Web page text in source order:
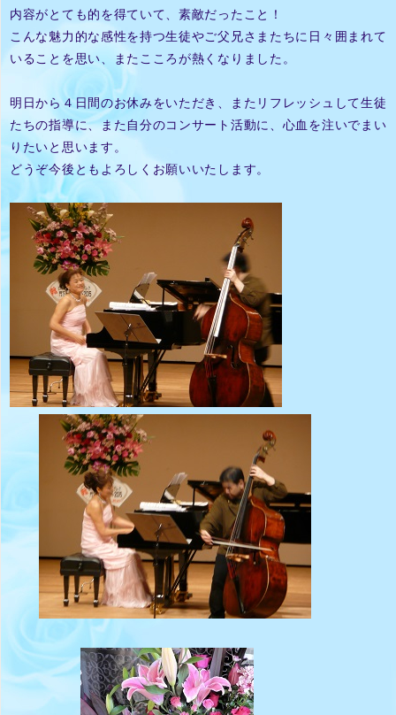
内容がとても的を得ていて、素敵だったこと！
こんな魅力的な感性を持つ生徒やご父兄さまたちに日々囲まれて
いることを思い、またこころが熱くなりました。
明日から４日間のお休みをいただき、またリフレッシュして生徒
たちの指導に、また自分のコンサート活動に、心血を注いでまい
りたいと思います。
どうぞ今後ともよろしくお願いいたします。